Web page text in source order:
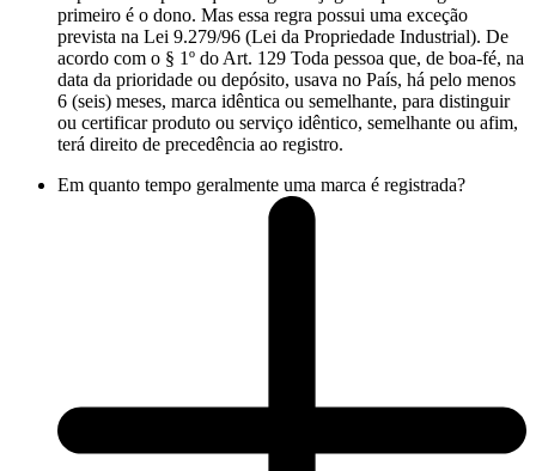
primeiro é o dono. Mas essa regra possui uma exceção
prevista na Lei 9.279/96 (Lei da Propriedade Industrial). De
acordo com o § 1º do Art. 129 Toda pessoa que, de boa-fé, na
data da prioridade ou depósito, usava no País, há pelo menos
6 (seis) meses, marca idêntica ou semelhante, para distinguir
ou certificar produto ou serviço idêntico, semelhante ou afim,
terá direito de precedência ao registro.
Em quanto tempo geralmente uma marca é registrada?